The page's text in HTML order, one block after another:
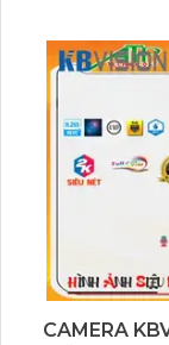
tiến, hình ảnh
dõi mọi diễn
đặt và sử
người dùng
thuận tiện.
tâm và tiện
CAMERA